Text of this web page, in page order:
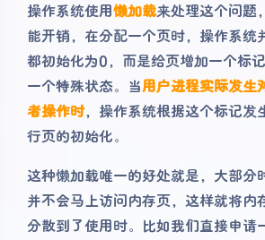
操作系统使用懒加载来处理这个问题
能开销，在分配一个页时，操作系统
都初始化为0，而是给页增加一个标
一个特殊状态。当用户进程实际发生
者操作时，操作系统根据这个标记发
行页的初始化。
这种懒加载唯一的好处就是，大部分
并不会马上访问内存页，这样就将内
分散到了使用时。比如我们直接申